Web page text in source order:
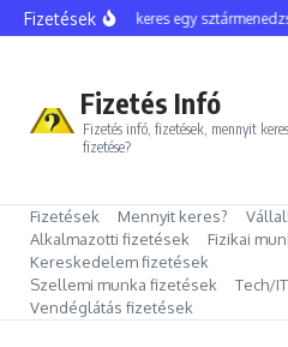
Ugrás a tartalomhoz
FizetésekMennyit keres egy
Fizetés Infó
Fizetés infó, fizetések, mennyit
fizetése?
Fizetések Mennyit keres?
Alkalmazotti fizetések
Fizikai
Kereskedelem fizetések
Szellemi munka fizetések
Tech/
Vendéglátás fizetések